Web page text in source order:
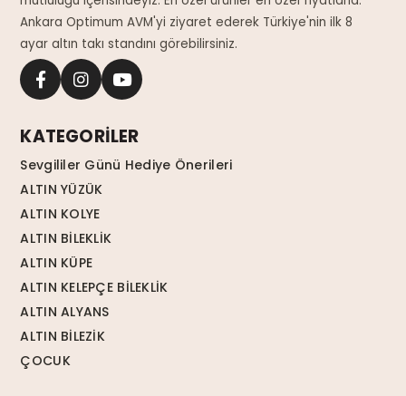
Ankara Optimum AVM'yi ziyaret ederek Türkiye'nin ilk 8
ayar altın takı standını görebilirsiniz.
KATEGORİLER
Sevgililer Günü Hediye Önerileri
ALTIN YÜZÜK
ALTIN KOLYE
ALTIN BİLEKLİK
ALTIN KÜPE
ALTIN KELEPÇE BİLEKLİK
ALTIN ALYANS
ALTIN BİLEZİK
ÇOCUK